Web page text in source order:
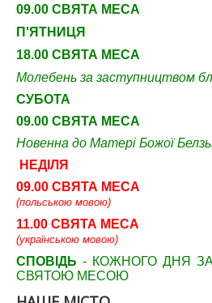
09.00 СВЯТА МЕСА
П'ЯТНИЦЯ
18.00 СВЯТА МЕСА
Молебень за заступництвом
СУБОТА
09.00 СВЯТА МЕСА
Новенна до Матері Божої
НЕДІЛЯ
09.00 СВЯТА МЕСА
(польською мовою)
11.00 СВЯТА МЕСА
(українською мовою)
СПОВІДЬ - КОЖНОГО ДНЯ
СВЯТОЮ МЕСОЮ